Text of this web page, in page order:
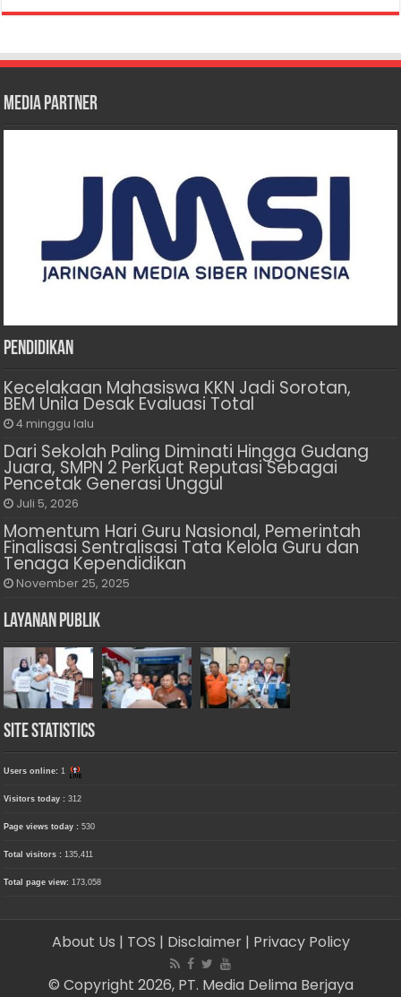
Media Partner
Pendidikan
Kecelakaan Mahasiswa KKN Jadi Sorotan,
BEM Unila Desak Evaluasi Total
4 minggu lalu
Dari Sekolah Paling Diminati Hingga Gudang
Juara, SMPN 2 Perkuat Reputasi Sebagai
Pencetak Generasi Unggul
Juli 5, 2026
Momentum Hari Guru Nasional, Pemerintah
Finalisasi Sentralisasi Tata Kelola Guru dan
Tenaga Kependidikan
November 25, 2025
Layanan Publik
Site Statistics
Users online:1
Visitors today :312
Page views today :530
Total visitors :135,411
Total page view:173,058
About Us | TOS | Disclaimer | Privacy Policy
© Copyright 2026, PT. Media Delima Berjaya